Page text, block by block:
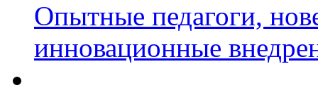
Опытные педагоги,
инновационные